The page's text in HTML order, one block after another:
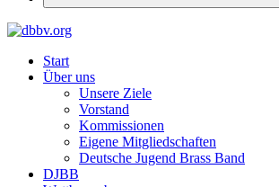
Start
Über uns
Unsere Ziele
Vorstand
Kommissionen
Eigene Mitgliedschaften
Deutsche Jugend Brass Band
DJBB